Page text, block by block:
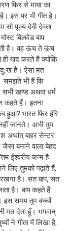
फिर से माया का
इस पर भी गीत है।
सो पूज्य देवी-देवता
बिलवेड बाप
है। वह ऊंच ते ऊंच
याद करते हैं क्योंकि
दु:ख है। ऐसा मत
समझते भी हैं कि
खण्ड अथवा धर्म
कहते हैं। इतना
भारत फिर हीरे
जानते। अभी तुम
अर्थात् बाहर सेन्टर
बनाने वाला बेहद
ईश्वरीय जन्म है
लिए तुमको पढ़ाते हैं,
रखना है। सत बाप, सत
है। बाप कहते हैं
इस समय तुम बच्चों
देता हूँ। भगवान्
ने गीता में लिखा है,